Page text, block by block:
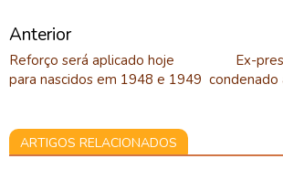
Anterior
Reforço será aplicado hoje
para nascidos em 1948 e 1949
Ex-
condenado
ARTIGOS RELACIONADOS